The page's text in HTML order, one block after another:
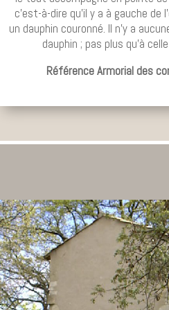
c’est-à-dire qu’il y a à gauche
un dauphin couronné. Il n’y a
dauphin ; pas plus qu’à
Référence Armorial des